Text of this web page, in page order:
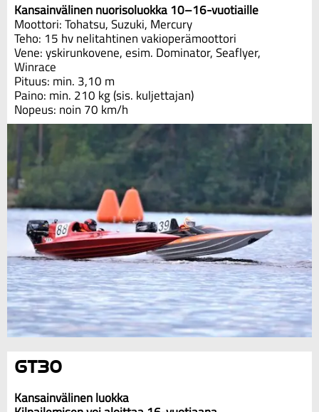
Kansainvälinen nuorisoluokka 10–16-vuotiaille
Moottori: Tohatsu, Suzuki, Mercury
Teho: 15 hv nelitahtinen vakioperämoottori
Vene: yskirunkovene, esim. Dominator, Seaflyer,
Winrace
Pituus: min. 3,10 m
Paino: min. 210 kg (sis. kuljettajan)
Nopeus: noin 70 km/h
GT30
Kansainvälinen luokka